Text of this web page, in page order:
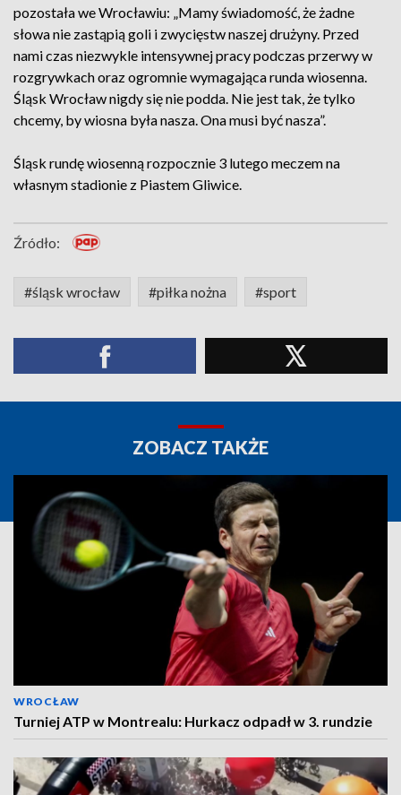
pozostała we Wrocławiu: „Mamy świadomość, że żadne
słowa nie zastąpią goli i zwycięstw naszej drużyny. Przed
nami czas niezwykle intensywnej pracy podczas przerwy w
rozgrywkach oraz ogromnie wymagająca runda wiosenna.
Śląsk Wrocław nigdy się nie podda. Nie jest tak, że tylko
chcemy, by wiosna była nasza. Ona musi być nasza”.
Śląsk rundę wiosenną rozpocznie 3 lutego meczem na
własnym stadionie z Piastem Gliwice.
Źródło:
#śląsk wrocław #piłka nożna #sport
ZOBACZ TAKŻE
WROCŁAW
Turniej ATP w Montrealu: Hurkacz odpadł w 3. rundzie